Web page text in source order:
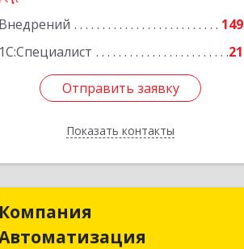
Внедрений
149
1С:Специалист
21
Отправить заявку
Показать контакты
Отправить заявку
Назад
Компания
Автоматизация